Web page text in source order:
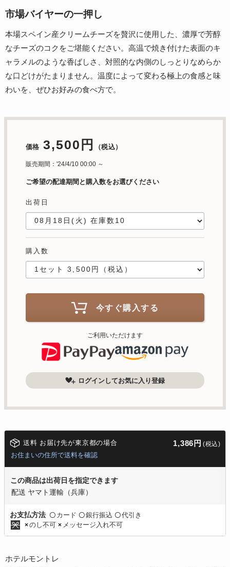
市場バイヤーの一押し
本場スペイン産クリームチーズを贅沢に使用した、濃厚で芳醇
なチーズのコクをご堪能ください。高温で焼き付けた表面のキ
ャラメルのような香ばしさ、対照的な内側のしっとりなめらか
な口どけがたまりません。温度によって変わる極上の食感と味
わいを、ぜひお好みの食べ方で。
価格 3,500円 （税込）
販売期間：'24/4/10 00:00 ～
ご希望の配達期間と購入数をお選びください
出荷日
購入数
今すぐ購入する
ご利用いただけます
ログインしてお気に入り登録
送料 お届け先が東京都の場合 1,386円 (税込)
お住まいの住所で送料を確認
この商品は出荷日を指定できます
配送 ヤマト運輸（兵庫）
お支払方法 〇 カード 〇銀行振込 〇代引き
×のし不可 × メッセージ入れ不可
ホテルモントレ